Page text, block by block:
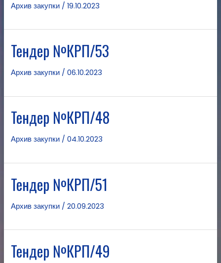
Архив закупки /19.10.2023
Тендер №КРП/53
Архив закупки /06.10.2023
Тендер №КРП/48
Архив закупки /04.10.2023
Тендер №КРП/51
Архив закупки /20.09.2023
Тендер №КРП/49